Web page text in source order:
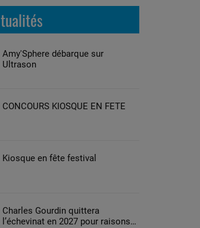
Amy'Sphere débarque sur
Ultrason
CONCOURS KIOSQUE EN FETE
Kiosque en fête festival
Charles Gourdin quittera
l’échevinat en 2027 pour raisons